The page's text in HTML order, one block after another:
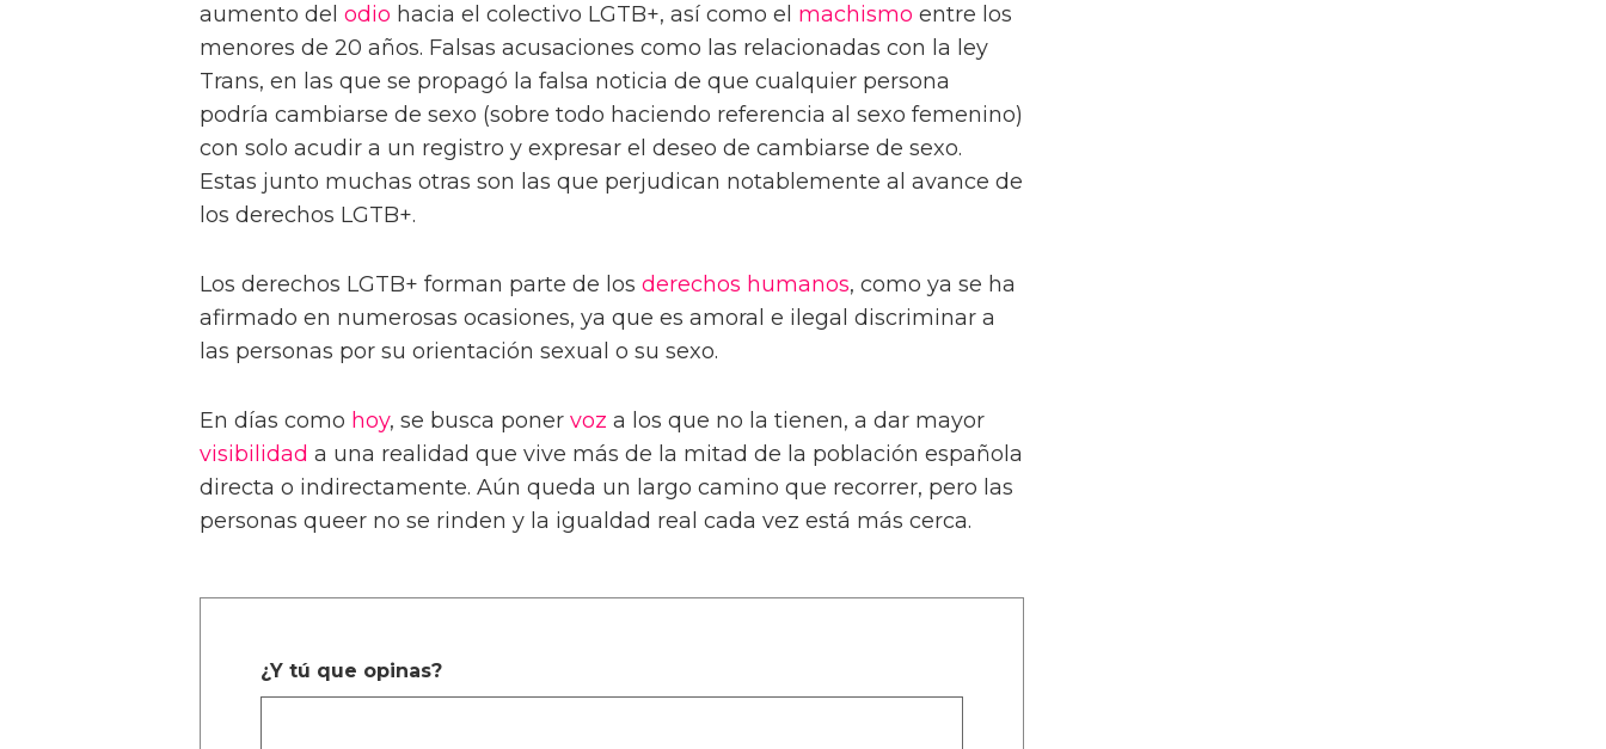
aumento del odio hacia el colectivo LGTB+, así como el machismo entre los
menores de 20 años. Falsas acusaciones como las relacionadas con la ley
Trans, en las que se propagó la falsa noticia de que cualquier persona
podría cambiarse de sexo (sobre todo haciendo referencia al sexo femenino)
con solo acudir a un registro y expresar el deseo de cambiarse de sexo.
Estas junto muchas otras son las que perjudican notablemente al avance de
los derechos LGTB+.
Los derechos LGTB+ forman parte de los derechos humanos, como ya se ha
afirmado en numerosas ocasiones, ya que es amoral e ilegal discriminar a
las personas por su orientación sexual o su sexo.
En días como hoy, se busca poner voz a los que no la tienen, a dar mayor
visibilidad a una realidad que vive más de la mitad de la población española
directa o indirectamente. Aún queda un largo camino que recorrer, pero las
personas queer no se rinden y la igualdad real cada vez está más cerca.
¿Y tú que opinas?